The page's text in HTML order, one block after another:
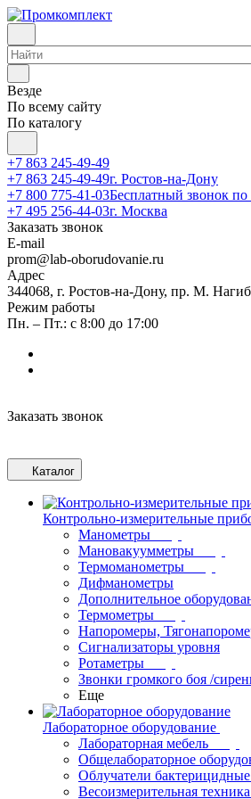
Везде
По всему сайту
По каталогу
+7 863 245-49-49
+7 863 245-49-49г. Ростов-на-Дону
+7 800 775-41-03Бесплатный звонок по
+7 495 256-44-03г. Москва
Заказать звонок
E-mail
prom@lab-oborudovanie.ru
Адрес
344068, г. Ростов-на-Дону, пр. М.
Режим работы
Пн. – Пт.: с 8:00 до 17:00
Заказать звонок
Каталог
Контрольно-измерительные
Манометры
Мановакуумметры
Термоманометры
Дифманометры
Дополнительное
Термометры
Напоромеры,
Сигнализаторы уровня
Ротаметры
Звонки громкого боя /
Еще
Лабораторное оборудование
Лабораторная мебель
Общелабораторное
Облучатели
Весоизмерительная техника